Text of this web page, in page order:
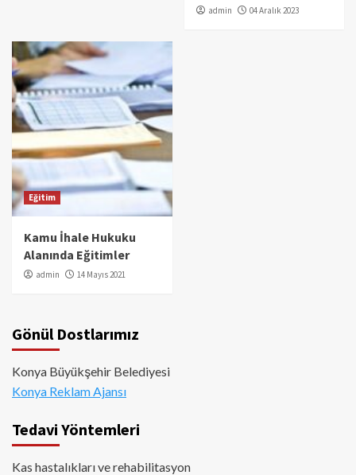
admin 04 Aralık 2023
Eğitim
Kamu İhale Hukuku
Alanında Eğitimler
admin 14 Mayıs 2021
Gönül Dostlarımız
Konya Büyükşehir Belediyesi
Konya Reklam Ajansı
Tedavi Yöntemleri
Kas hastalıkları ve rehabilitasyon